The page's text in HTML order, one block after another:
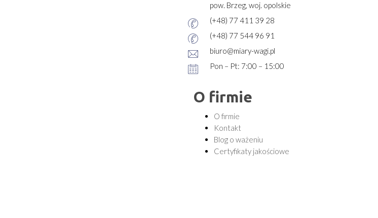
pow. Brzeg, woj. opolskie
(+48) 77 411 39 28
(+48) 77 544 96 91
biuro@miary-wagi.pl
Pon – Pt: 7:00 – 15:00
O firmie
O firmie
Kontakt
Blog o ważeniu
Certyfikaty jakościowe